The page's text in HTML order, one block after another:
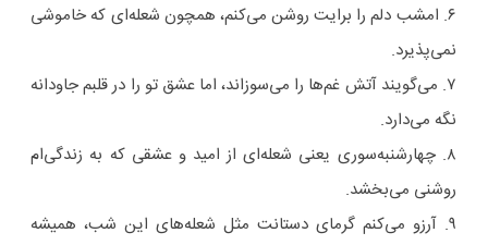
۶. امشب دلم را برایت روشن می‌کنم، همچون شعله‌ای که خاموشی
نمی‌پذیرد.
۷. می‌گویند آتش غم‌ها را می‌سوزاند، اما عشق تو را در قلبم جاودانه
نگه می‌دارد.
۸. چهارشنبه‌سوری یعنی شعله‌ای از امید و عشقی که به زندگی‌ام
روشنی می‌بخشد.
۹. آرزو می‌کنم گرمای دستانت مثل شعله‌های این شب، همیشه